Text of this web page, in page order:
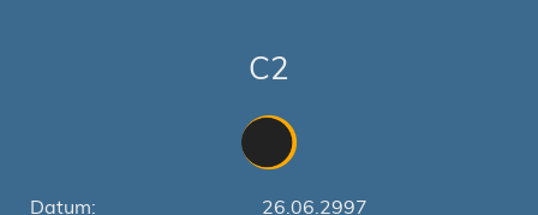
C2
Datum: 26.06.2997